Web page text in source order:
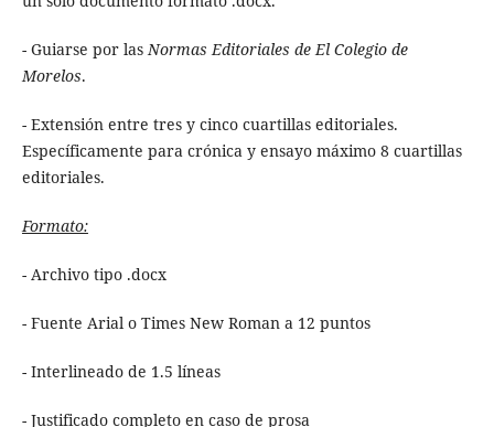
- Guiarse por lasNormas Editoriales de El Colegio de
Morelos.
- Extensión entre tres y cinco cuartillas editoriales.
Específicamente para crónica y ensayo máximo 8 cuartillas
editoriales.
Formato:
- Archivo tipo .docx
- Fuente Arial o Times New Roman a 12 puntos
- Interlineado de 1.5 líneas
- Justificado completo en caso de prosa